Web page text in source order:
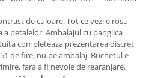
de culoare. Tot ce vezi e rosu
petalelor. Ambalajul cu panglica
completeaza prezentarea discret
de fire, nu pe ambalaj. Buchetul e
fara a fi nevoie de rearanjare.